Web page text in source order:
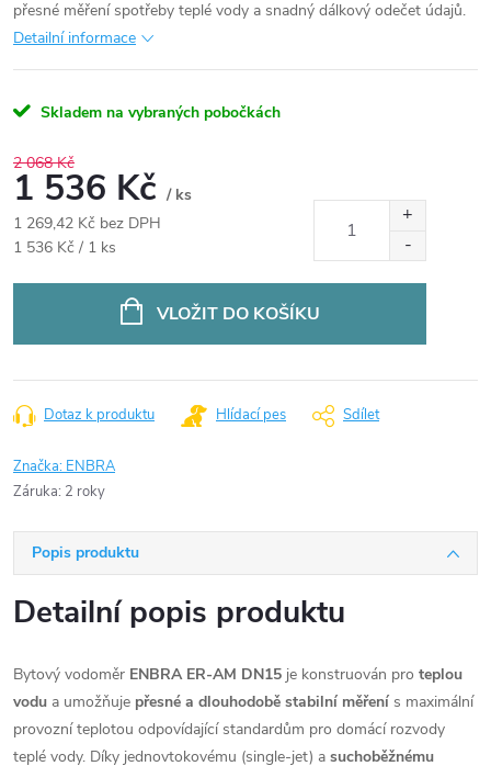
přesné měření spotřeby teplé vody a snadný dálkový odečet údajů.
Detailní informace
Skladem na vybraných pobočkách
2 068 Kč
1 536 Kč / ks
1 269,42 Kč bez DPH
Měrná
1 536 Kč / 1 ks
VLOŽIT DO KOŠÍKU
Dotaz k produktu Hlídací pes Sdílet
Značka: ENBRA
Záruka: 2 roky
Popis produktu
Detailní popis produktu
Bytový vodoměr ENBRA ER-AM DN15 je konstruován pro teplou
vodu a umožňuje přesné a dlouhodobě stabilní měření s maximální
provozní teplotou odpovídající standardům pro domácí rozvody
teplé vody. Díky jednovtokovému (single-jet) a suchoběžnému